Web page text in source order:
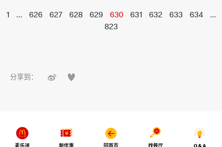
1 ... 626 627 628 629 630 631 632 633 634
...
823
分享到：  